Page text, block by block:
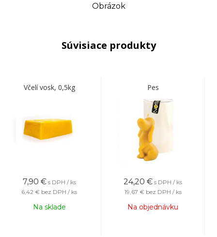
Obrázok
Súvisiace produkty
Včelí vosk, 0,5kg
7,90 € s DPH / ks
6,42 € bez DPH / ks
Na sklade
Pes
24,20 € s DPH / ks
19,67 € bez DPH / ks
Na objednávku